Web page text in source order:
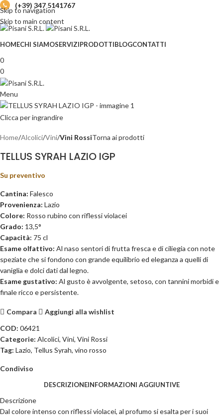
Skip to navigation
Skip to main content
(+39) 347 5141767
HOMECHI SIAMOSERVIZIPRODOTTIBLOGCONTATTI
0
0
Menu
Clicca per ingrandire
Home Alcolici Vini Vini RossiTorna ai prodotti
TELLUS SYRAH LAZIO IGP
Su preventivo
Cantina: Falesco
Provenienza: Lazio
Colore: Rosso rubino con riflessi violacei
Grado: 13,5°
Capacità: 75 cl
Esame olfattivo: Al naso sentori di frutta fresca e di ciliegia con note
speziate che si fondono con grande equilibrio ed eleganza a quelli di
vaniglia e dolci dati dal legno.
Esame gustativo: Al gusto è avvolgente, setoso, con tannini morbidi e
finale ricco e persistente.
Compara
Aggiungi alla wishlist
COD: 06421
Categorie: Alcolici, Vini, Vini Rossi
Tag: Lazio, Tellus Syrah, vino rosso
Condiviso
DESCRIZIONEINFORMAZIONI AGGIUNTIVE
Descrizione
Dal colore intenso con riflessi violacei, al profumo si esalta per i suoi